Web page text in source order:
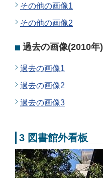
その他の画像1
その他の画像2
過去の画像(2010年)
過去の画像1
過去の画像2
過去の画像3
3 図書館外看板